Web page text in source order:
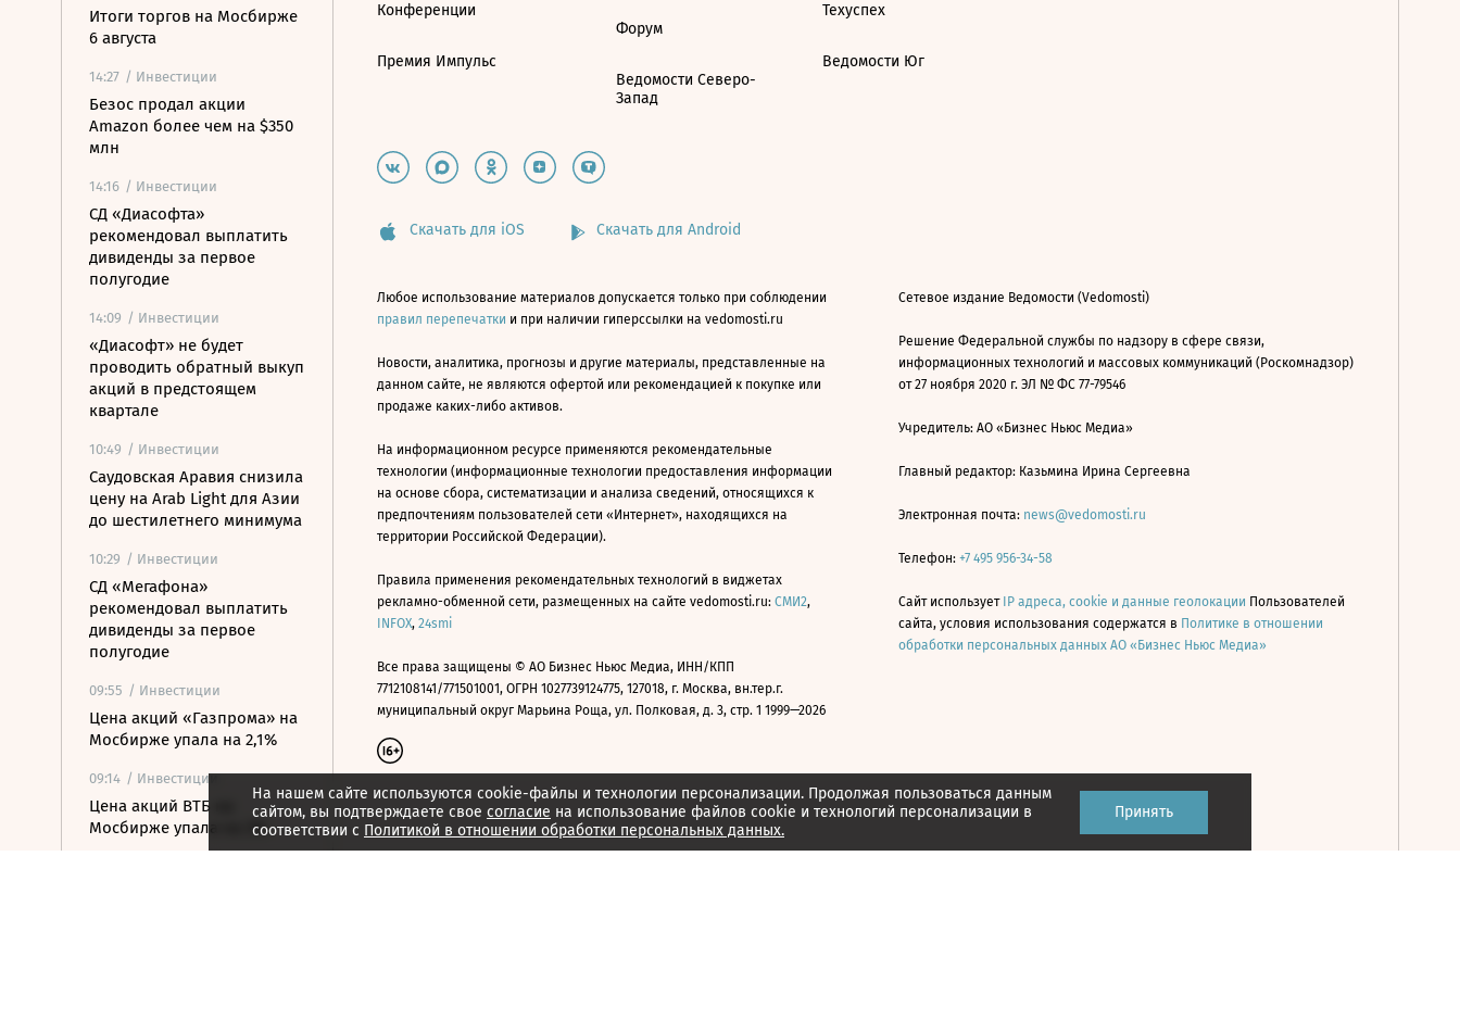
Итоги торгов на Мосбирже
6 августа
14:27 / Инвестиции
Безос продал акции
Amazon более чем на $350
млн
14:16 / Инвестиции
СД «Диасофта»
рекомендовал выплатить
дивиденды за первое
полугодие
14:09 / Инвестиции
«Диасофт» не будет
проводить обратный выкуп
акций в предстоящем
квартале
10:49 / Инвестиции
Саудовская Аравия снизила
цену на Arab Light для Азии
до шестилетнего минимума
10:29 / Инвестиции
СД «Мегафона»
рекомендовал выплатить
дивиденды за первое
полугодие
09:55 / Инвестиции
Цена акций «Газпрома» на
Мосбирже упала на 2,1%
09:14 / Инвестиции
Цена акций ВТБ на
Мосбирже упала на 2%
На нашем сайте используются cookie-файлы и технологии персонализации. Продолжая пользоваться данным
сайтом, вы подтверждаете свое согласие на использование файлов cookie и технологий персонализации в
соответствии с Политикой в отношении обработки персональных данных.
Принять
Конференции
Премия Импульс
Форум
Ведомости Северо-
Запад
Техуспех
Ведомости Юг
Скачать для iOS Скачать для Android
Любое использование материалов допускается только при соблюдении
правил перепечатки и при наличии гиперссылки на vedomosti.ru
Новости, аналитика, прогнозы и другие материалы, представленные на
данном сайте, не являются офертой или рекомендацией к покупке или
продаже каких-либо активов.
На информационном ресурсе применяются рекомендательные
технологии (информационные технологии предоставления информации
на основе сбора, систематизации и анализа сведений, относящихся к
предпочтениям пользователей сети «Интернет», находящихся на
территории Российской Федерации).
Правила применения рекомендательных технологий в виджетах
рекламно-обменной сети, размещенных на сайте vedomosti.ru: СМИ2,
INFOX, 24smi
Все права защищены © АО Бизнес Ньюс Медиа, ИНН/КПП
7712108141/771501001, ОГРН 1027739124775, 127018, г. Москва, вн.тер.г.
муниципальный округ Марьина Роща, ул. Полковая, д. 3, стр. 1 1999—2026
Сетевое издание Ведомости (Vedomosti)
Решение Федеральной службы по надзору в сфере связи,
информационных технологий и массовых коммуникаций (Роскомнадзор)
от 27 ноября 2020 г. ЭЛ № ФС 77-79546
Учредитель: АО «Бизнес Ньюс Медиа»
Главный редактор: Казьмина Ирина Сергеевна
Электронная почта: news@vedomosti.ru
Телефон: +7 495 956-34-58
Сайт использует IP адреса, cookie и данные геолокации Пользователей
сайта, условия использования содержатся в Политике в отношении
обработки персональных данных АО «Бизнес Ньюс Медиа»